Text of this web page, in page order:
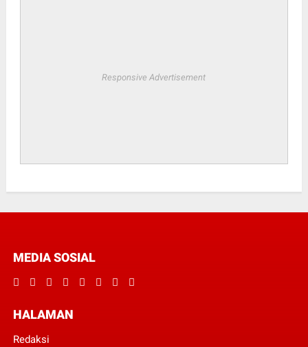
Responsive Advertisement
MEDIA SOSIAL
HALAMAN
Redaksi